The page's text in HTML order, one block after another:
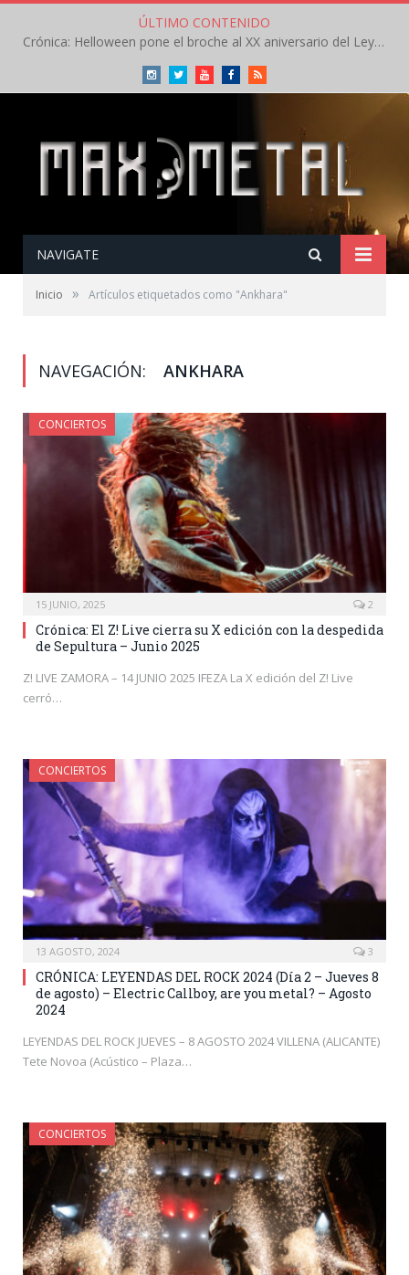
ÚLTIMO CONTENIDO
Crónica: Helloween pone el broche al XX aniversario del Leyendas del Rock – Sábado – Agosto 2026
InstagramTwitterYoutubeFacebookRSS
NAVIGATE
Inicio » Artículos etiquetados como "Ankhara"
NAVEGACIÓN: ANKHARA
CONCIERTOS
15 JUNIO, 2025 2
Crónica: El Z! Live cierra su X edición con la despedida
de Sepultura – Junio 2025
Z! LIVE ZAMORA – 14 JUNIO 2025 IFEZA La X edición del Z! Live
cerró…
CONCIERTOS
13 AGOSTO, 2024 3
CRÓNICA: LEYENDAS DEL ROCK 2024 (Día 2 – Jueves 8
de agosto) – Electric Callboy, are you metal? – Agosto
2024
LEYENDAS DEL ROCK JUEVES – 8 AGOSTO 2024 VILLENA (ALICANTE)
Tete Novoa (Acústico – Plaza…
CONCIERTOS